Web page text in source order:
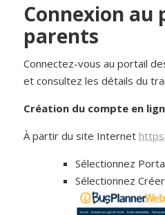
Connexion au
parents
Connectez-vous au portail
et consultez les détails du
Création du compte en
À partir du site Internet
Sélectionnez
Sélectionnez